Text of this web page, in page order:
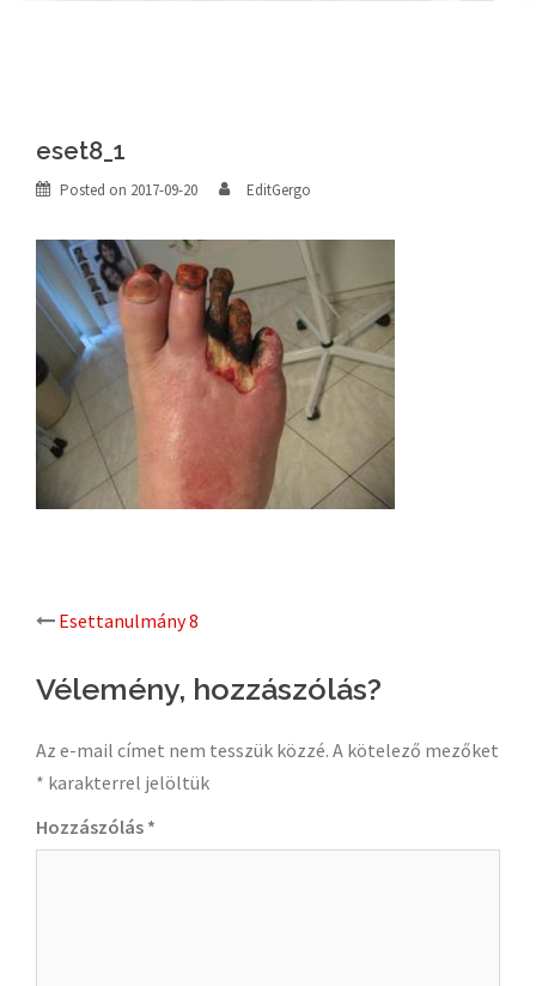
eset8_1
Posted on 2017-09-20 EditGergo
Post
navigation
Esettanulmány 8
Vélemény, hozzászólás?
Az e-mail címet nem tesszük közzé. A kötelező mezőket
* karakterrel jelöltük
Hozzászólás *